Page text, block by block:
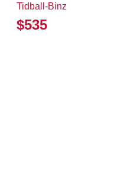
Tidball-Binz
$535